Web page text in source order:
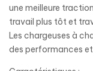
une meilleure
travail plus tôt et
Les chargeuses à
des performances